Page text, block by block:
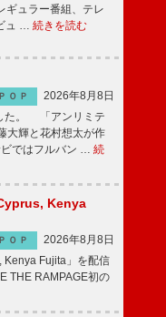
ギュラー番組、テレ
ュ … 続きを読む
ＯＰ
2026年8月8日
た。 「アンリミテ
大輝と花村想太が作
ではフルバン … 続
Kenya
ＯＰ
2026年8月8日
Kenya Fujita」を配信
THE RAMPAGE初の